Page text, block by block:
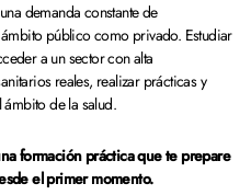
demanda constante de
público como privado. Estudiar
a un sector con alta
reales, realizar prácticas y
de la salud.
formación práctica que te prepare
el primer momento.